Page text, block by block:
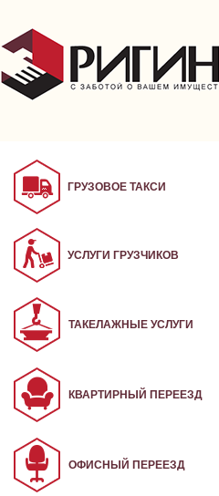
ГРУЗОВОЕ ТАКСИ
УСЛУГИ ГРУЗЧИКОВ
ТАКЕЛАЖНЫЕ УСЛУГИ
КВАРТИРНЫЙ ПЕРЕЕЗД
ОФИСНЫЙ ПЕРЕЕЗД